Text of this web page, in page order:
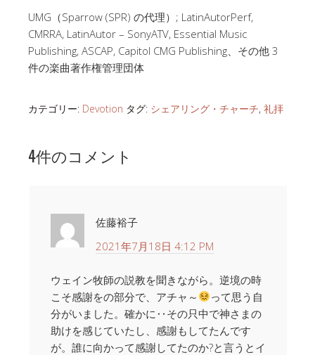
UMG（Sparrow (SPR) の代理）; LatinAutorPerf,
CMRRA, LatinAutor – SonyATV, Essential Music
Publishing, ASCAP, Capitol CMG Publishing、その他 3
件の楽曲著作権管理団体
カテゴリー: Devotion タグ: シェアリング・チャーチ, 礼拝
4件のコメント
佐藤裕子
2021年7月18日 4:12 PM
ウェイン牧師の説教を聞きながら。逆境の時
こそ感謝をの部分で、アチャ～
って思う自
分がいました。確かに‥その只中で神さまの
助けを感じていたし、感謝もしてたんです
が。誰に向かって感謝してたのか?と言うとイ